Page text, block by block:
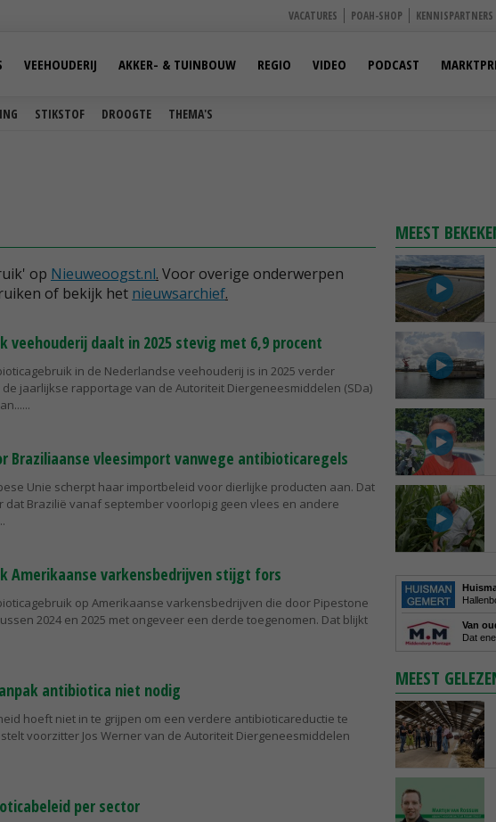
VACATURES POAH-SHOP KENNISPARTNERS
STIKSTOF DROOGTE THEMA'S
VEEHOUDERIJ AKKER- & TUINBOUW REGIO VIDEO PODCAST
op Nieuweoogst.nl. Voor overige onderwerpen
of bekijk het nieuwsarchief.
veehouderij daalt in 2025 stevig met 6,9 procent
in de Nederlandse veehouderij is in 2025 verder
jaarlijkse rapportage van de Autoriteit Diergeneesmiddelen (SDa)
Braziliaanse vleesimport vanwege antibioticaregels
Unie scherpt haar importbeleid voor dierlijke producten aan. Dat
dat Brazilië vanaf september voorlopig geen vlees en andere
Amerikaanse varkensbedrijven stijgt fors
op Amerikaanse varkensbedrijven die door Pipestone
2024 en 2025 met ongeveer een derde toegenomen. Dat blijkt
antibiotica niet nodig
hoeft niet in te grijpen om een verdere antibioticareductie te
voorzitter Jos Werner van de Autoriteit Diergeneesmiddelen
per sector
MEEST
Van
Dat
MEEST